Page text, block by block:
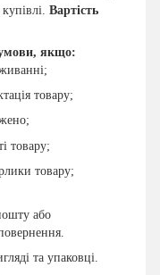
Вартість
якщо:
товару;
товару;
товару;
або
та упаковці.